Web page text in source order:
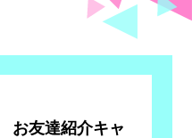
友達紹介キャ